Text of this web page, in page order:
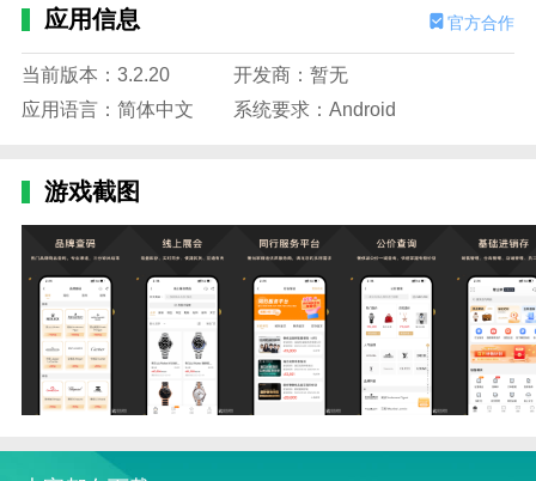
超过40度。洗完后放在通风处阴干。如果包的表面有金
属扣和其他装饰，请用金属擦拭清洁剂擦拭，以免硬件
生锈，破坏包的整体质感。
迎合了千禧一代的喜好，并生产了许多布包，包括牛
仔，尼龙，棉，帆布等。如果这块布脏了，可以在盐水
中浸泡15分钟，用软刷沿着纹理来回刷，然后在反面晾
干。无论是什么类型的包包，都要注意防晒、防潮和防
刮擦。毕竟，珍惜是护理的第一步。
软件功能
1.库存管理，准确的库存和更高效的管理。
2.进销存:商品进销存、寄售商品管理、一键式开票。
应用信息 官方合作
当前版本：3.2.20
开发商：暂无
应用语言：简体中文
系统要求：Android
游戏截图